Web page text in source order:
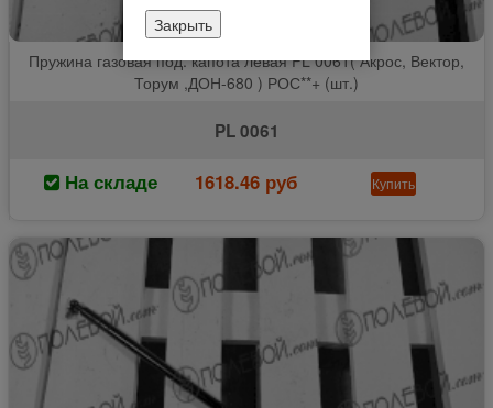
Пружина газовая под. капота левая PL 0061( Акрос, Вектор,
Торум ,ДОН-680 ) РОС**+ (шт.)
PL 0061
На складе 1618.46 руб Купить
Закрыть